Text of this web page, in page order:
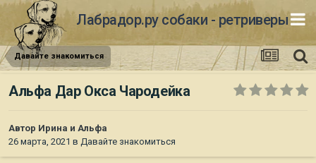
Лабрадор.ру собаки - ретриверы
Давайте знакомиться
Альфа Дар Окса Чародейка
Автор Ирина и Альфа
26 марта, 2021 в Давайте знакомиться